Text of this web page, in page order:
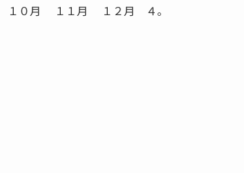
０月 １１月 １２月 ４。